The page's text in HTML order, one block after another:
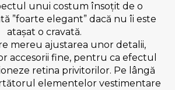
unui costum însoțit de o
”foarte elegant” dacă nu îi este
atașat o cravată.
mereu ajustarea unor detalii,
accesorii fine, pentru ca efectul
retina privitorilor. Pe lângă
elementelor vestimentare